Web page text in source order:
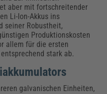
Recht,
Zoll
aber mit fortschreitender
Li-Ion-Akkus ins
seiner Robustheit,
Produktionskosten
allem für die ersten
stark ab.
galvanischen Einheiten,